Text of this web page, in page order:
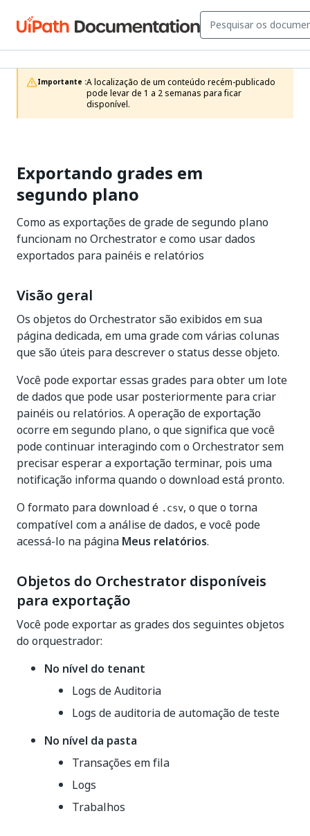
Importante :A localização de um conteúdo recém-publicado
pode levar de 1 a 2 semanas para ficar
disponível.
Exportando grades em
segundo plano
Como as exportações de grade de segundo plano
funcionam no Orchestrator e como usar dados
exportados para painéis e relatórios
Visão geral
Os objetos do Orchestrator são exibidos em sua
página dedicada, em uma grade com várias colunas
que são úteis para descrever o status desse objeto.
Você pode exportar essas grades para obter um lote
de dados que pode usar posteriormente para criar
painéis ou relatórios. A operação de exportação
ocorre em segundo plano, o que significa que você
pode continuar interagindo com o Orchestrator sem
precisar esperar a exportação terminar, pois uma
notificação informa quando o download está pronto.
O formato para download é .csv, o que o torna
compatível com a análise de dados, e você pode
acessá-lo na página Meus relatórios.
Objetos do Orchestrator disponíveis
para exportação
Você pode exportar as grades dos seguintes objetos
do orquestrador:
No nível do tenant
Logs de Auditoria
Logs de auditoria de automação de teste
No nível da pasta
Transações em fila
Logs
Trabalhos